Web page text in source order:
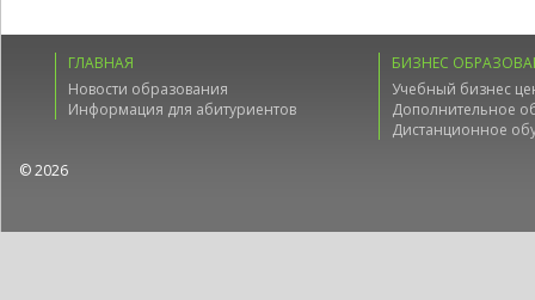
ГЛАВНАЯ
Новости образования
Информация для абитуриентов
БИЗНЕС
Учебный бизнес
Дополнительное
Дистанционное
© 2026